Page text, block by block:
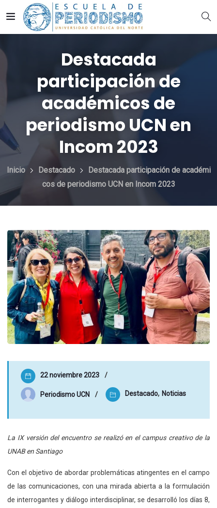
Destacada
participación de
académicos de
periodismo UCN en
Incom 2023
Inicio Destacado
Destacada participación de académi
cos de periodismo UCN en Incom 2023
22 noviembre 2023
Periodismo UCN Destacado, Noticias
La IX versión del encuentro se realizó en el campus creativo de la
UNAB en Santiago
Con el objetivo de abordar problemáticas atingentes en el campo
de las comunicaciones, con una mirada abierta a la formulación
de interrogantes y diálogo interdisciplinar, se desarrolló los días 8,